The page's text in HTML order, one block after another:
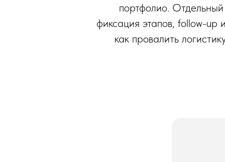
портфолио.
фиксация этапов, follow-up
как провалить